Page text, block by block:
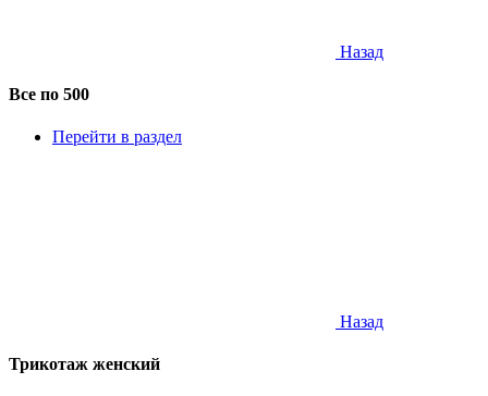
Назад
Все по 500
Перейти в раздел
Назад
Трикотаж женский